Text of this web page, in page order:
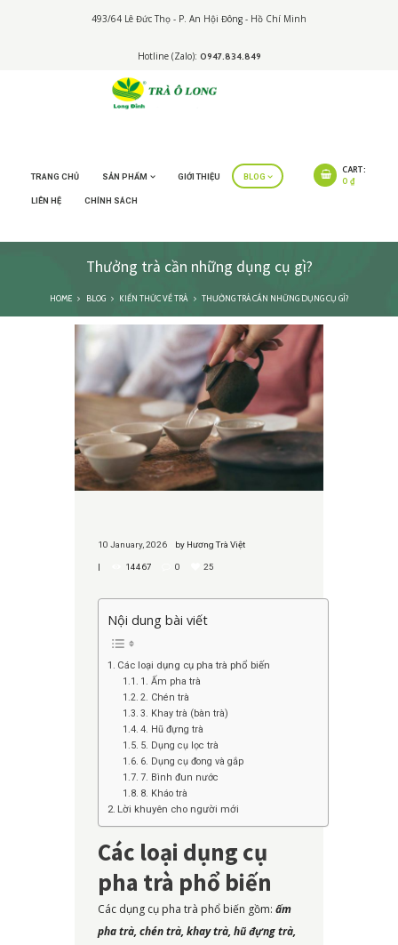
493/64 Lê Đức Thọ - P. An Hội Đông - Hồ Chí Minh
Hotline (Zalo): 0947.834.849
TRANG CHỦ SẢN PHẨM GIỚI THIỆU BLOG
LIÊN HỆ CHÍNH SÁCH
CART:
0 ₫
Thưởng trà cần những dụng cụ gì?
HOME BLOG KIẾN THỨC VỀ TRÀ THƯỞNG TRÀ CẦN NHỮNG DỤNG CỤ GÌ?
10 January, 2026 by Hương Trà Việt
14467 0 25
Nội dung bài viết
Các loại dụng cụ pha trà phổ biến
1. Ấm pha trà
2. Chén trà
3. Khay trà (bàn trà)
4. Hũ đựng trà
5. Dụng cụ lọc trà
6. Dụng cụ đong và gắp
7. Bình đun nước
8. Kháo trà
Lời khuyên cho người mới
Các loại dụng cụ
pha trà phổ biến
Các dụng cụ pha trà phổ biến gồm: ấm
pha trà, chén trà, khay trà, hũ đựng trà,